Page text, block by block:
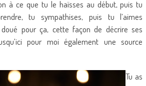
à ce que tu le haïsses au début, puis tu
tu sympathises, puis tu l’aimes
pour ça, cette façon de décrire ses
pour moi également une source
Tu as